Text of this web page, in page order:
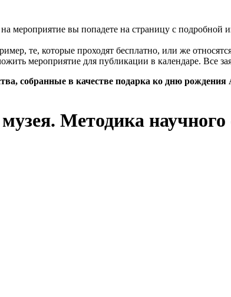
мероприятие вы попадете на страницу с подробной
те, которые проходят бесплатно, или же
мероприятие для публикации в календаре. Все
собранные в качестве подарка ко дню
Методика научного